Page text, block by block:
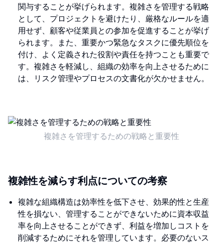
関与することが挙げられます。複雑さを管理する戦略
として、プロジェクトを避けたり、厳格なルールを適
用せず、顧客や従業員との参加を促進することが挙げ
られます。また、重要かつ緊急なタスクに優先順位を
付け、よく定義された役割や責任を持つことも重要で
す。複雑さを軽減し、組織の効率を向上させるために
は、リスク管理やプロセスの文書化が欠かせません。
複雑さを管理するための戦略と重要性
複雑性を減らす利点についての考察
複雑な組織構造は効率性を低下させ、効果的性と生産
性を損ない、管理することができないために資本収益
率を向上させることができず、利益を増加しコストを
削減するためにそれを管理しています。必要のないス